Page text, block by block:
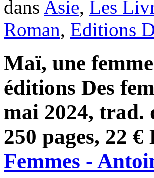
dans Asie, Les
Roman, Editions
Maï, une
éditions Des
mai 2024,
250 pages, 22
Femmes -